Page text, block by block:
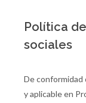
Política
sociales
De conformidad
y aplicable en